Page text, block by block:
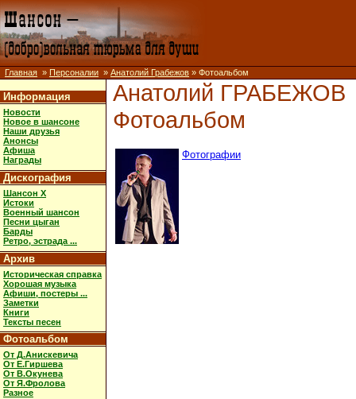
Главная » Персоналии » Анатолий Грабежов » Фотоальбом
Информация
Новости
Новое в шансоне
Наши друзья
Анонсы
Афиша
Награды
Дискография
Шансон X
Истоки
Военный шансон
Песни цыган
Барды
Ретро, эстрада ...
Архив
Историческая справка
Хорошая музыка
Афиши, постеры ...
Заметки
Книги
Тексты песен
Фотоальбом
От Д.Анискевича
От Е.Гиршева
От В.Окунева
От Я.Фролова
Разное
Анатолий ГРАБЕЖОВ
Фотоальбом
Фотографии